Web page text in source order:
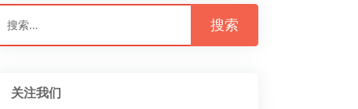
索：
关注我们